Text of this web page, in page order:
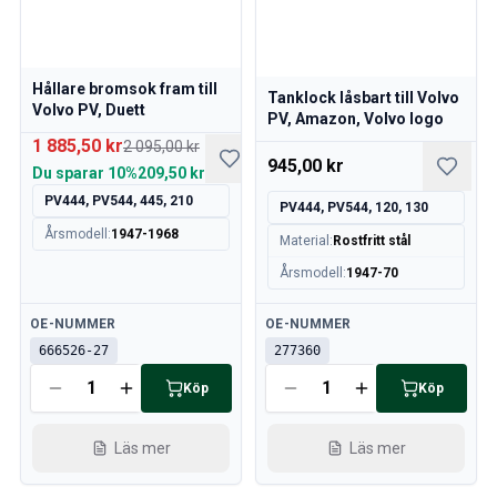
Volvo 850 Reservdelar
Volvo 850 Bromssystem
Volvo 850 Däck/navkapslar
Volvo 850 Karosseri
Volvo 850 Bränsle/avgassystem
Volvo 850 Inredning
Volvo 850 Kraftöverföring
Volvo 850 Elsystem
Volvo 850 Värmeanläggning
Volvo 850 Styrning/fjädring/upphängning
Övrigt Volvo 850
Bromssystem
Elsystem
Hållare bromsok fram till
Volvo PV, Duett
1 885,50 kr2 095,00 kr
Du sparar 10%209,50 kr
PV444, PV544, 445, 210
Årsmodell :1947-1968
Tillgänglig
OE-NUMMER
666526-27
Köp
Läs mer
Tanklock låsbart till Volvo
PV, Amazon, Volvo logo
945,00 kr
PV444, PV544, 120, 130
Material : Rostfritt stål
Årsmodell :1947-70
Tillgänglig
OE-NUMMER
277360
Köp
Läs mer